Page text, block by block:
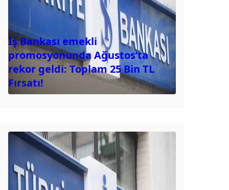
İş Bankası emekli
promosyonunda Ağustos’ta
rekor geldi: Toplam 25 Bin TL
Fırsatı!